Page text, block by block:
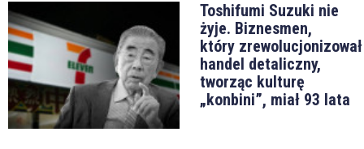
Toshifumi Suzuki nie
żyje. Biznesmen,
który zrewolucjonizował
handel detaliczny,
tworząc kulturę
„konbini”, miał 93 lata